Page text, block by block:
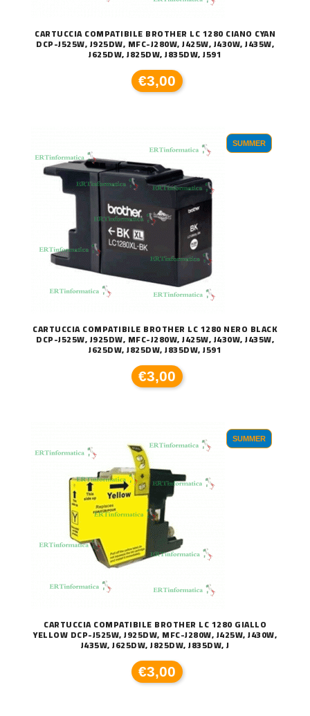
CARTUCCIA COMPATIBILE BROTHER LC 1280 CIANO CYAN
DCP-J525W, J925DW, MFC-J280W, J425W, J430W, J435W,
J625DW, J825DW, J835DW, J591
€3,00
SUMMER
CARTUCCIA COMPATIBILE BROTHER LC 1280 NERO BLACK
DCP-J525W, J925DW, MFC-J280W, J425W, J430W, J435W,
J625DW, J825DW, J835DW, J591
€3,00
SUMMER
CARTUCCIA COMPATIBILE BROTHER LC 1280 GIALLO
YELLOW DCP-J525W, J925DW, MFC-J280W, J425W, J430W,
J435W, J625DW, J825DW, J835DW, J
€3,00